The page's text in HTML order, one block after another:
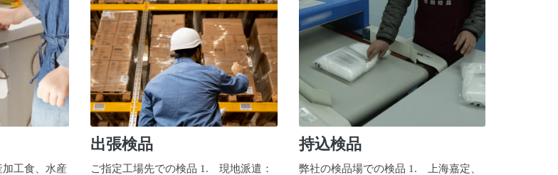
工食、水産
出張検品
ご指定工場先での検品 1. 現地派遣：
持込検品
弊社の検品場での検品 1. 上海嘉定、